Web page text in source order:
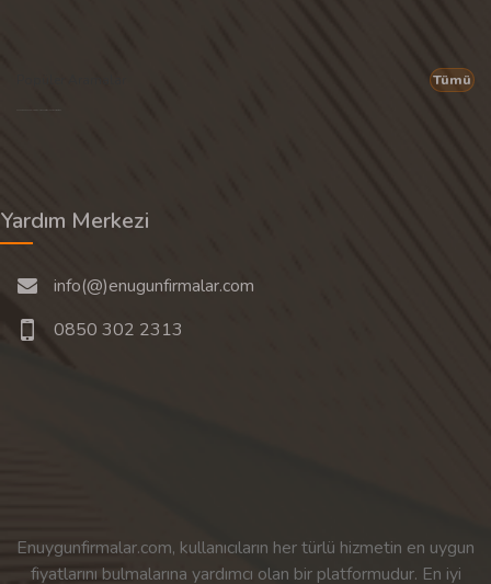
Tümü
Yardım Merkezi
info(@)enugunfirmalar.com
0850 302 2313
Enuygunfirmalar.com, kullanıcıların her türlü hizmetin en uygun
fiyatlarını bulmalarına yardımcı olan bir platformudur. En iyi